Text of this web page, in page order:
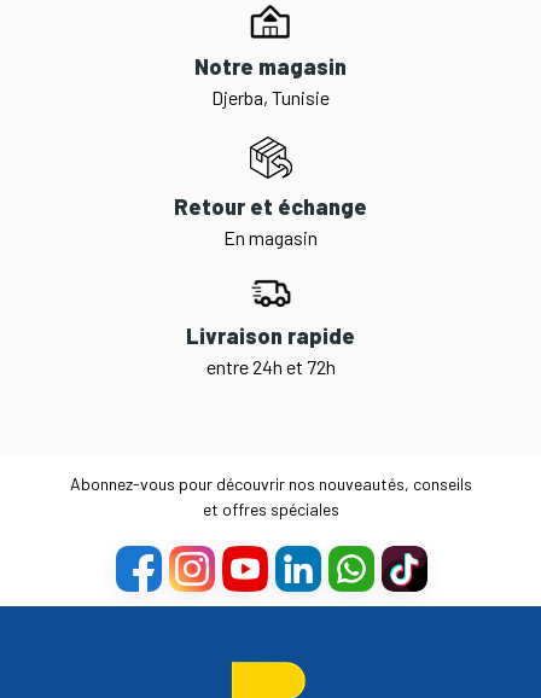
Notre magasin
Djerba, Tunisie
Retour et échange
En magasin
Livraison rapide
entre 24h et 72h
Abonnez-vous pour découvrir nos nouveautés, conseils
et offres spéciales